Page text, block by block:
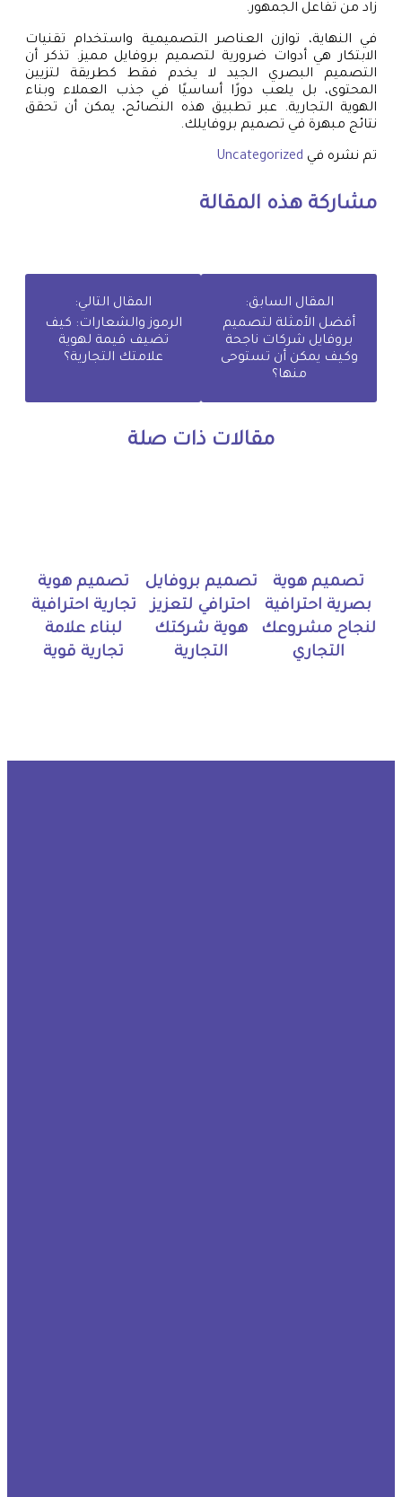
زاد من تفاعل الجمهور.
في النهاية، توازن العناصر التصميمية واستخدام تقنيات
الابتكار هي أدوات ضرورية لتصميم بروفايل مميز. تذكر أن
التصميم البصري الجيد لا يخدم فقط كطريقة لتزيين
المحتوى، بل يلعب دورًا أساسيًا في جذب العملاء وبناء
الهوية التجارية. عبر تطبيق هذه النصائح، يمكن أن تحقق
نتائج مبهرة في تصميم بروفايلك.
تم نشره في Uncategorized
مشاركة هذه المقالة
المقال السابق:
أفضل الأمثلة لتصميم
بروفايل شركات ناجحة
وكيف يمكن أن تستوحى
منها؟
المقال التالي:
الرموز والشعارات: كيف
تضيف قيمة لهوية
علامتك التجارية؟
مقالات ذات صلة
تصميم هوية
بصرية احترافية
لنجاح مشروعك
التجاري
تصميم بروفايل
احترافي لتعزيز
هوية شركتك
التجارية
تصميم هوية
تجارية احترافية
لبناء علامة
تجارية قوية